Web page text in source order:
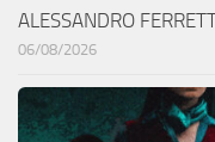
ALESSANDRO
06/08/2026